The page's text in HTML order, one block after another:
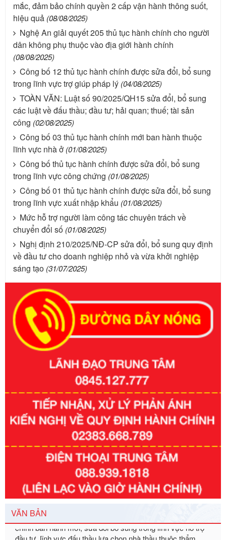
mắc, đảm bảo chính quyền 2 cấp vận hành thông suốt,
hiệu quả (08/08/2025)
Nghệ An giải quyết 205 thủ tục hành chính cho người
dân không phụ thuộc vào địa giới hành chính
(08/08/2025)
Công bố 12 thủ tục hành chính được sửa đổi, bổ sung
trong lĩnh vực trợ giúp pháp lý (04/08/2025)
TOÀN VĂN: Luật số 90/2025/QH15 sửa đổi, bổ sung
các luật về đấu thầu; đầu tư; hải quan; thuế; tài sản
công (02/08/2025)
Công bố 03 thủ tục hành chính mới ban hành thuộc
lĩnh vực nhà ở (01/08/2025)
Công bố thủ tục hành chính được sửa đổi, bổ sung
trong lĩnh vực công chứng (01/08/2025)
Công bố 01 thủ tục hành chính được sửa đổi, bổ sung
trong lĩnh vực xuất nhập khẩu (01/08/2025)
Mức hỗ trợ người làm công tác chuyên trách về
chuyển đổi số (01/08/2025)
Nghị định 210/2025/NĐ-CP sửa đổi, bổ sung quy định
về đầu tư cho doanh nghiệp nhỏ và vừa khởi nghiệp
sáng tạo (31/07/2025)
VĂN BẢN
Số kí hiệu:351/2025/NĐ-CP
Tên: Nghị định số 351/2025/NĐ-CP của Chính phủ: Quy
định chuẩn nghèo đa chiều quốc gia giai đoạn 2026 - 2030
Ngày ban hành: 29/12/2026
3014/QĐ-UBND
Tên: Quyết định về việc công bố danh mục thủ tục hành
chính ban hành mới, sửa đổi bổ sung trong lĩnh vực hỗ trợ
quyền giải quyết của Sở Tài chính và Ban Quản lý Khu kinh
tế Đông Nam Nghệ An
Ngày ban hành: 23/09/2026